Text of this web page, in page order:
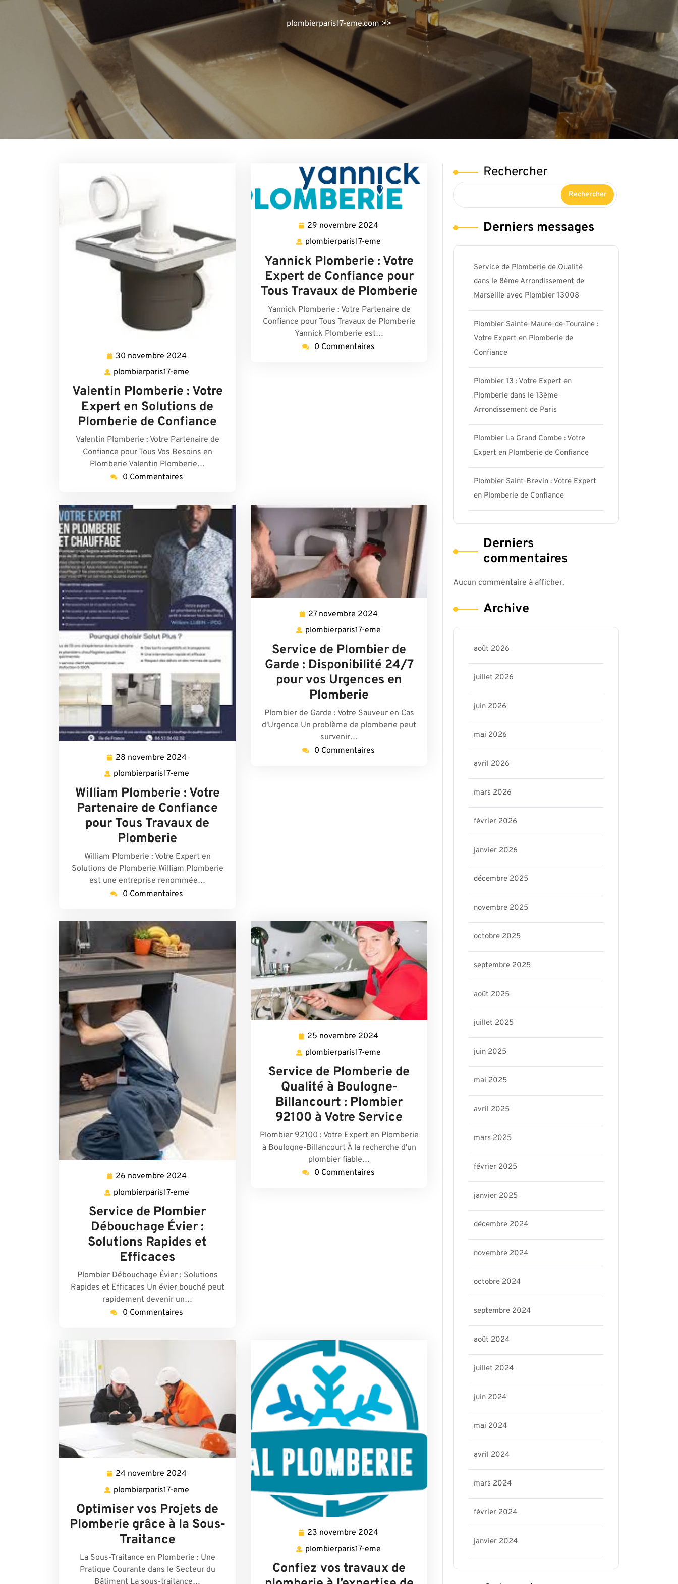
plombierparis17-eme.com>>
30 novembre 2024
novembre
plombierparis17-eme
eme
Valentin Plomberie : Votre
Expert en Solutions de
Plomberie de Confiance
Valentin Plomberie : Votre Partenaire de
Confiance pour Tous Vos Besoins en
Plomberie Valentin Plomberie…
0 Commentaires
29 novembre 2024
novembre
plombierparis17-eme
eme
Yannick Plomberie : Votre
Expert de Confiance pour
Tous Travaux de Plomberie
Yannick Plomberie : Votre Partenaire de
Confiance pour Tous Travaux de Plomberie
Yannick Plomberie est…
0 Commentaires
28 novembre 2024
novembre
plombierparis17-eme
eme
William Plomberie : Votre
Partenaire de Confiance
pour Tous Travaux de
Plomberie
William Plomberie : Votre Expert en
Solutions de Plomberie William Plomberie
est une entreprise renommée…
0 Commentaires
27 novembre 2024
novembre
plombierparis17-eme
eme
Service de Plombier de
Garde : Disponibilité 24/7
pour vos Urgences en
Plomberie
Plombier de Garde : Votre Sauveur en Cas
d'Urgence Un problème de plomberie peut
survenir…
0 Commentaires
26 novembre 2024
novembre
plombierparis17-eme
eme
Service de Plombier
Débouchage Évier :
Solutions Rapides et
Efficaces
Plombier Débouchage Évier : Solutions
Rapides et Efficaces Un évier bouché peut
rapidement devenir un…
0 Commentaires
25 novembre 2024
novembre
plombierparis17-eme
eme
Service de Plomberie de
Qualité à Boulogne-
Billancourt : Plombier
92100 à Votre Service
Plombier 92100 : Votre Expert en Plomberie
à Boulogne-Billancourt À la recherche d'un
plombier fiable…
0 Commentaires
24 novembre 2024
novembre
plombierparis17-eme
eme
Optimiser vos Projets de
Plomberie grâce à la Sous-
Traitance
La Sous-Traitance en Plomberie : Une
Pratique Courante dans le Secteur du
23 novembre 2024
novembre
plombierparis17-eme
eme
Confiez vos travaux de
Rechercher
Rechercher
Derniers messages
Service de Plomberie de Qualité
dans le 8ème Arrondissement de
Marseille avec Plombier 13008
Plombier Sainte-Maure-de-Touraine :
Votre Expert en Plomberie de
Confiance
Plombier 13 : Votre Expert en
Plomberie dans le 13ème
Arrondissement de Paris
Plombier La Grand Combe : Votre
Expert en Plomberie de Confiance
Plombier Saint-Brevin : Votre Expert
en Plomberie de Confiance
Derniers
commentaires
Aucun commentaire à afficher.
Archive
août 2026
juillet 2026
juin 2026
mai 2026
avril 2026
mars 2026
février 2026
janvier 2026
décembre 2025
novembre 2025
octobre 2025
septembre 2025
août 2025
juillet 2025
juin 2025
mai 2025
avril 2025
mars 2025
février 2025
janvier 2025
décembre 2024
novembre 2024
octobre 2024
septembre 2024
août 2024
juillet 2024
juin 2024
mai 2024
avril 2024
mars 2024
février 2024
janvier 2024